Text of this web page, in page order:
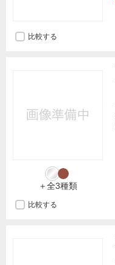
比較する
＋全3種類
比較する